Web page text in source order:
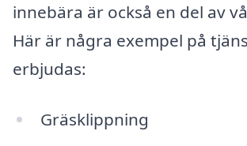
innebära är också en del av
Här är några exempel på
erbjudas:
Gräsklippning